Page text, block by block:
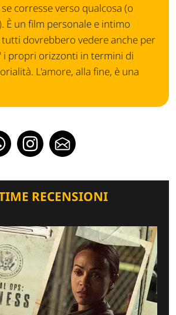
corresse verso qualcosa (o
È un film personale e intimo
dovrebbero vedere anche per
i propri orizzonti in termini di
L'amore, alla fine, è una
RECENSIONI